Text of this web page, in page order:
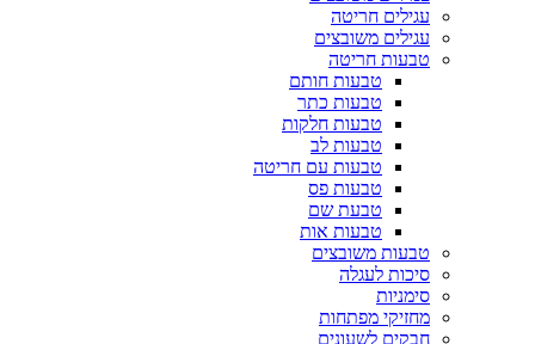
עגילים חריטה
עגילים משובצים
טבעות חריטה
טבעות חותם
טבעות כתר
טבעות חלקות
טבעות לב
טבעות עם חריטה
טבעות פס
טבעת שם
טבעות אות
טבעות משובצים
סיכות לעגלה
סימניות
מחזיקי מפתחות
חבקים לשעונים